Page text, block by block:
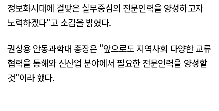
정보화시대에 걸맞은 실무중심의 전문인력을 양성하고자
노력하겠다"고 소감을 밝혔다.
권상용 안동과학대 총장은 "앞으로도 지역사회 다양한 교류
협력을 통해와 신산업 분야에서 필요한 전문인력을 양성할
것"이라 했다.